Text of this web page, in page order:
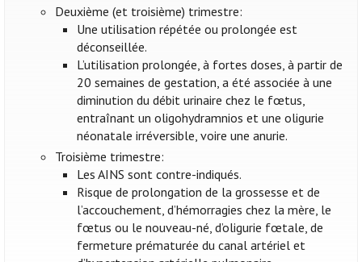
Deuxième (et troisième) trimestre:
Une utilisation répétée ou prolongée est
déconseillée.
L’utilisation prolongée, à fortes doses, à partir de
20 semaines de gestation, a été associée à une
diminution du débit urinaire chez le fœtus,
entraînant un oligohydramnios et une oligurie
néonatale irréversible, voire une anurie.
Troisième trimestre:
Les AINS sont contre-indiqués.
Risque de prolongation de la grossesse et de
l’accouchement, d’hémorragies chez la mère, le
fœtus ou le nouveau-né, d’oligurie fœtale, de
fermeture prématurée du canal artériel et